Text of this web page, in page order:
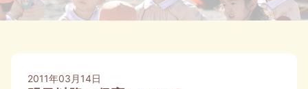
2011年03月14日